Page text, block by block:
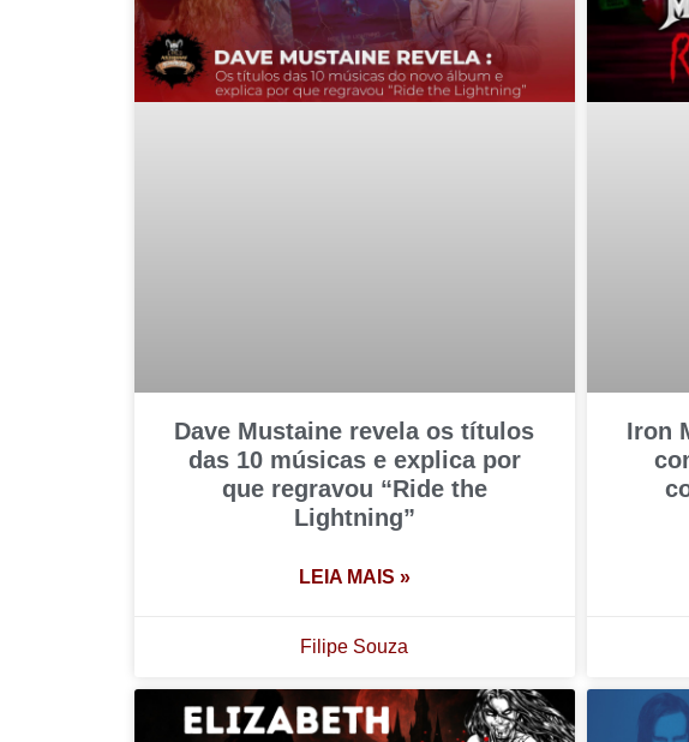
Dave Mustaine revela os títulos
das 10 músicas e explica por
que regravou “Ride the
Lightning”
LEIA MAIS »
Filipe Souza
Iron